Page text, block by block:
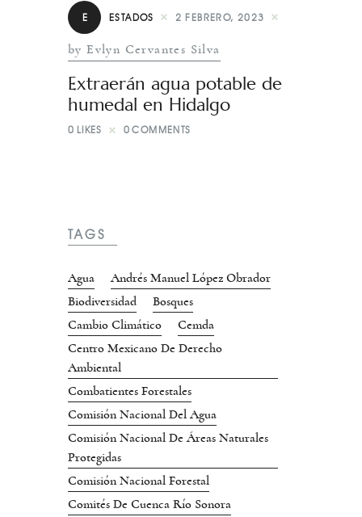
E ESTADOS 2 FEBRERO, 2023
by Evlyn Cervantes Silva
Extraerán agua potable de
humedal en Hidalgo
0 LIKES 0 COMMENTS
TAGS
Agua
Andrés Manuel López Obrador
Biodiversidad
Bosques
Cambio Climático
Cemda
Centro Mexicano De Derecho
Ambiental
Combatientes Forestales
Comisión Nacional Del Agua
Comisión Nacional De Áreas Naturales
Protegidas
Comisión Nacional Forestal
Comités De Cuenca Río Sonora